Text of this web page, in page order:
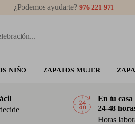
¿Podemos ayudarte? 976 221 971
NIÑO ZAPATOS MUJER
En tu casa
24-48
Horas